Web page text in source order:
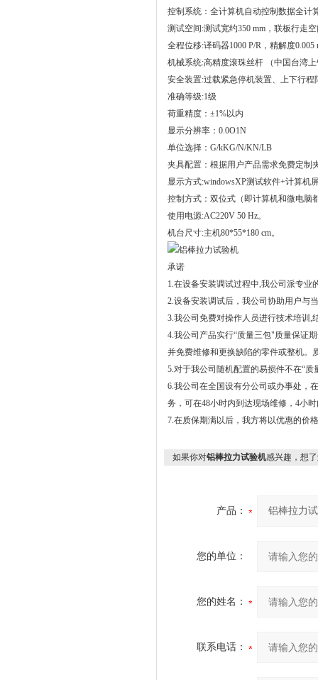
控制系统：全计算机自动控制数据全计
测试空间:测试宽约350 mm，联板行走空
全程位移:译码器1000 P/R，精解度
机械系统:高精度滚珠丝杆 （中国台湾
安全装置:过载紧急停机装置、上下行
准确等级:1级
荷重精度：±1%以内
显示分辨率：0.0O1N
单位选择：G/kKG/N/KN/LB
夹具配置：根据用户产品需求免费定制
显示方式:windowsXP测试软件+计算机
控制方式：双位式（即计算机和微电脑
使用电源:AC220V 50 Hz。
机台尺寸:主机80*55*180 cm。
承诺
1.在设备安装调试过程中,我公司派专
2.设备安装调试后，我公司协助用户与
3.我公司免费对操作人员进行技术培训,
4.我公司产品实行“质量三包"质量保证
并免费维修和更换缺陷的零件或整机。
5.对于我公司随机配置的易损件不在“
6.我公司在全国设有分公司或办事处，
务，可在48小时内到达现场维修，4小
7.在质保期满以后，我方将以优惠的价
如果你对铝棒拉力试验机感兴趣，想
产品：
您的单位：
您的姓名：
联系电话：